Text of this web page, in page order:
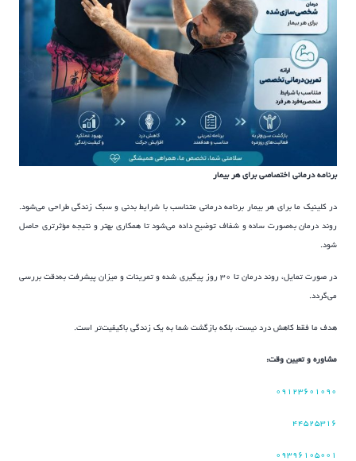
برنامه درمانی اختصاصی برای هر بیمار
در کلینیک ما برای هر بیمار برنامه درمانی متناسب با شرایط بدنی و سبک زندگی طراحی می‌شود.
روند درمان به‌صورت ساده و شفاف توضیح داده می‌شود تا همکاری بهتر و نتیجه مؤثرتری حاصل
شود.
در صورت تمایل، روند درمان تا ۳۰ روز پیگیری شده و تمرینات و میزان پیشرفت به‌دقت بررسی
می‌گردد.
هدف ما فقط کاهش درد نیست، بلکه بازگشت شما به یک زندگی باکیفیت‌تر است.
مشاوره و تعیین وقت:
۰۹۱۲۳۶۰۱۰۹۰
۴۴۵۲۵۳۱۶
۰۹۳۹۶۱۰۵۰۰۱